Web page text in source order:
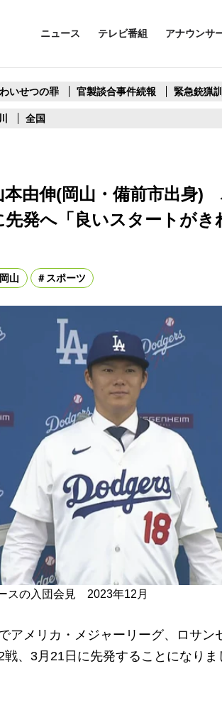
ニュース テレビ番組 アナウンサ
いせつの罪 官製談合事件続報 緊急銃猟
全国
本由伸(岡山・備前市出身
先発へ「良いスタートがき
岡山 スポーツ
スの入団会見 2023年12月
アメリカ・メジャーリーグ、ロサン
、3月21日に先発することになりま